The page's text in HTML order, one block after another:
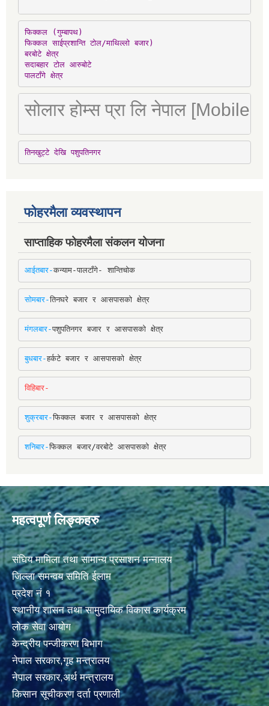
फिक्कल (गुम्बापथ)
फिक्कल साईप्रशान्ति टोल/माथिल्लो बजार)
बरबोटे क्षेत्र
सदाबहार टोल आरुबोटे
पालटाँगे क्षेत्र
सोलार होम्स प्रा लि नेपाल [Mobile
तिनखुट्टे देखि पशुपतिनगर
फोहरमैला व्यवस्थापन
साप्ताहिक फोहरमैला संकलन योजना
आईतबार-कन्याम-पालटाँगे- शान्तिचोक
सोमबार-तिनघरे बजार र आसपासको क्षेत्र
मंगलबार-पशुपतिनगर बजार र आसपासको क्षेत्र
बुधबार-हर्कटे बजार र आसपासको क्षेत्र
विहिबार-
शुक्रबार-फिक्कल बजार र आसपासको क्षेत्र
शनिबार-फिक्कल बजार/वरबोटे आसपासको क्षेत्र
महत्वपूर्ण लिङ्कहरु
संघिय मामिला तथा सामान्य प्रसाशन मन्नालय
जिल्ला समन्वय समिति ईलाम
प्रदेश नं १
स्थानीय शासन तथा सामुदायिक विकास कार्यक्रम
लोक सेवा आयोग
केन्द्रीय पन्जीकरण बिभाग
नेपाल सरकार,गृह मन्त्रालय
नेपाल सरकार,अर्थ मन्त्रालय
किसान सूचीकरण दर्ता प्रणाली